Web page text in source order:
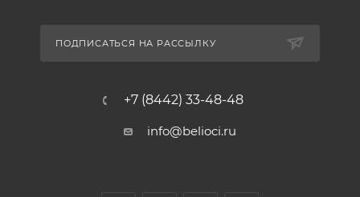
ПОДПИСАТЬСЯ НА РАССЫЛКУ
+7 (8442) 33-48-48
info@belioci.ru